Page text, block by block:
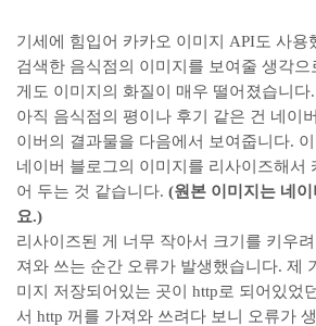
기세에 힘입어 카카오 이미지 API도 사용
검색한 음식점의 이미지를 보여줄 생각으
게도 이미지의 화질이 매우 떨어졌습니다.
아직 음식점의 평이나 후기 같은 건 네이
이버의 결과물을 다음에서 보여줍니다.
네이버 블로그의 이미지를 리사이즈해서
어 두는 것 같습니다. (원본 이미지는 네
요.)
리사이즈된 게 너무 작아서 크기를 키우
져와 쓰는 순간 오류가 발생했습니다. 제
미지 저장되어있는 곳이 http로 되어있었
서 http 꺼를 가져와 쓰려다 보니 오류가